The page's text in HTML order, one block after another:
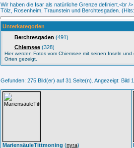
Wir haben die Isar als natürliche Grenze definiert.<br /
Tölz, Rosenheim, Traunstein und Berchtesgaden.
Unterkategorien
Berchtesgaden (491)
Chiemsee (328)
Hier werden Fotos vom Chiemsee mit seinen Inseln
Orten gezeigt.
Gefunden: 275 Bild(er) auf 31 Seite(n). Angezeigt: Bild
MariensäuleTittmoning (nyra)